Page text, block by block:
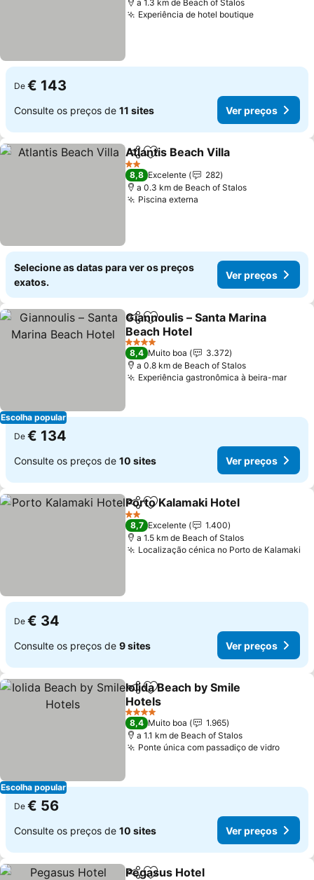
a 1.3 km de Beach of Stalos
Experiência de hotel boutique
De € 143
Consulte os preços de 11 sites Ver preços
PartilharAdicionar aos favoritos
Atlantis Beach Villa
2 Estrelas
8,8 Excelente
282
a 0.3 km de Beach of Stalos
Piscina externa
Selecione as datas para ver os preços
exatos.
Ver preços
Escolha popular
PartilharAdicionar aos favoritos
Giannoulis – Santa Marina
Beach Hotel
4 Estrelas
8,4 Muito boa
3.372
a 0.8 km de Beach of Stalos
Experiência gastronômica à beira-mar
De € 134
Consulte os preços de 10 sites Ver preços
PartilharAdicionar aos favoritos
Porto Kalamaki Hotel
2 Estrelas
8,7 Excelente
1.400
a 1.5 km de Beach of Stalos
Localização cénica no Porto de Kalamaki
De € 34
Consulte os preços de 9 sites Ver preços
Escolha popular
PartilharAdicionar aos favoritos
Iolida Beach by Smile
Hotels
4 Estrelas
8,4 Muito boa
1.965
a 1.1 km de Beach of Stalos
Ponte única com passadiço de vidro
De € 56
Consulte os preços de 10 sites Ver preços
Pegasus Hotel